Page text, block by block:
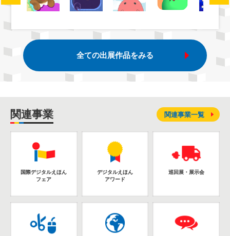
全ての出展作品をみる
関連事業
国際デジタルえほん
フェア
デジタルえほん
アワード
巡回展・展示会
関連事業一覧